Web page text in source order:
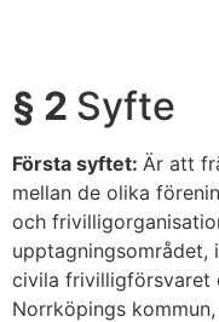
§ 2 Syfte
Första syftet: Är att
mellan de olika
och
upptagningsområdet,
civila frivilligförsvaret
Norrköpings kommun,